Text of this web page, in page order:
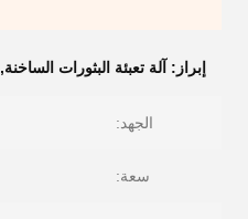
إبراز: آلة تعبئة البثورات الساخنة,
الجهد:
سعة: